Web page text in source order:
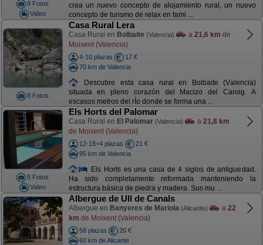
8 Fotos
Video
crea un nuevo concepto de alojamiento rural, un nuevo
concepto de turismo de relax en fami ...
8 Fotos
Casa Rural Lera
Casa Rural en Bolbaite (Valencia) a 21,6 km de
Moixent (Valencia)
4-10 plazas
17 €
70 km de Valencia
Descubre esta casa rural en Bolbaite (Valencia)
situada en pleno corazón del Macizo del Caroig. A
escasos metros del rÍo donde se forma una ...
8 Fotos
Video
Els Horts del Palomar
Casa Rural en El Palomar (Valencia) a 21,8 km
de Moixent (Valencia)
12-18+4 plazas
21 €
95 km de Valencia
Els Horts es una casa de 4 siglos de antiguedad.
Ha sido completamente reformada manteniendo la
estructura básica de piedra y madera. Sus mu ...
Albergue de Ull de Canals
Albergue en Banyeres de Mariola (Alicante) a 22
km de Moixent (Valencia)
58 plazas
20 €
60 km de Alicante